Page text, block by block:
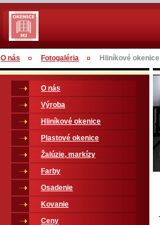
O nás Fotogaléria Hliníkové okenice
O nás
Výroba
Hliníkové okenice
Plastové okenice
Žalúzie, markízy
Farby
Osadenie
Kovanie
Ceny